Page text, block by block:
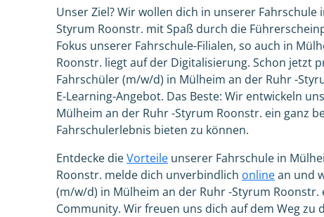
Unser Ziel? Wir wollen dich in unserer Fahrschule
Styrum Roonstr. mit Spaß durch die
Fokus unserer Fahrschule-Filialen, so auch in
Roonstr. liegt auf der Digitalisierung. Schon jetzt
Fahrschüler (m/w/d) in Mülheim an der Ruhr -
E-Learning-Angebot. Das Beste: Wir entwickeln
Mülheim an der Ruhr -Styrum Roonstr. ein ganz
Fahrschulerlebnis bieten zu können.
Entdecke dieVorteile unserer Fahrschule in
Roonstr. melde dich unverbindlich onlinean und
(m/w/d) in Mülheim an der Ruhr -Styrum Roonstr.
Community. Wir freuen uns dich auf dem Weg zu